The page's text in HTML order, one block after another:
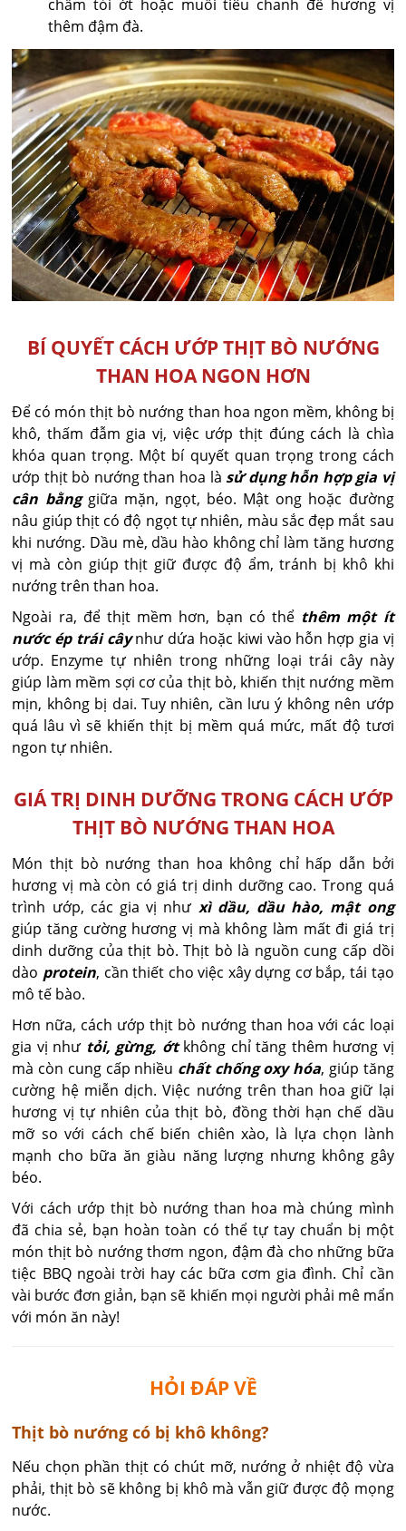
chấm tỏi ớt hoặc muối tiêu chanh để hương vị
thêm đậm đà.
BÍ QUYẾT CÁCH ƯỚP THỊT BÒ NƯỚNG
THAN HOA NGON HƠN
Để có món thịt bò nướng than hoa ngon mềm, không bị
khô, thấm đẫm gia vị, việc ướp thịt đúng cách là chìa
khóa quan trọng. Một bí quyết quan trọng trong cách
ướp thịt bò nướng than hoa là sử dụng hỗn hợp gia vị
cân bằnggiữa mặn, ngọt, béo. Mật ong hoặc đường
nâu giúp thịt có độ ngọt tự nhiên, màu sắc đẹp mắt sau
khi nướng. Dầu mè, dầu hào không chỉ làm tăng hương
vị mà còn giúp thịt giữ được độ ẩm, tránh bị khô khi
nướng trên than hoa.
Ngoài ra, để thịt mềm hơn, bạn có thể thêm một ít
nước ép trái câynhư dứa hoặc kiwi vào hỗn hợp gia vị
ướp. Enzyme tự nhiên trong những loại trái cây này
giúp làm mềm sợi cơ của thịt bò, khiến thịt nướng mềm
mịn, không bị dai. Tuy nhiên, cần lưu ý không nên ướp
quá lâu vì sẽ khiến thịt bị mềm quá mức, mất độ tươi
ngon tự nhiên.
GIÁ TRỊ DINH DƯỠNG TRONG CÁCH ƯỚP
THỊT BÒ NƯỚNG THAN HOA
Món thịt bò nướng than hoa không chỉ hấp dẫn bởi
hương vị mà còn có giá trị dinh dưỡng cao. Trong quá
trình ướp, các gia vị như xì dầu, dầu hào, mật ong
giúp tăng cường hương vị mà không làm mất đi giá trị
dinh dưỡng của thịt bò. Thịt bò là nguồn cung cấp dồi
dào protein, cần thiết cho việc xây dựng cơ bắp, tái tạo
mô tế bào.
Hơn nữa, cách ướp thịt bò nướng than hoa với các loại
gia vị như tỏi, gừng, ớtkhông chỉ tăng thêm hương vị
mà còn cung cấp nhiều chất chống oxy hóa, giúp tăng
cường hệ miễn dịch. Việc nướng trên than hoa giữ lại
hương vị tự nhiên của thịt bò, đồng thời hạn chế dầu
mỡ so với cách chế biến chiên xào, là lựa chọn lành
mạnh cho bữa ăn giàu năng lượng nhưng không gây
béo.
Với cách ướp thịt bò nướng than hoa mà chúng mình
đã chia sẻ, bạn hoàn toàn có thể tự tay chuẩn bị một
món thịt bò nướng thơm ngon, đậm đà cho những bữa
tiệc BBQ ngoài trời hay các bữa cơm gia đình. Chỉ cần
vài bước đơn giản, bạn sẽ khiến mọi người phải mê mẩn
với món ăn này!
HỎI ĐÁP VỀ
Thịt bò nướng có bị khô không?
Nếu chọn phần thịt có chút mỡ, nướng ở nhiệt độ vừa
phải, thịt bò sẽ không bị khô mà vẫn giữ được độ mọng
nước.